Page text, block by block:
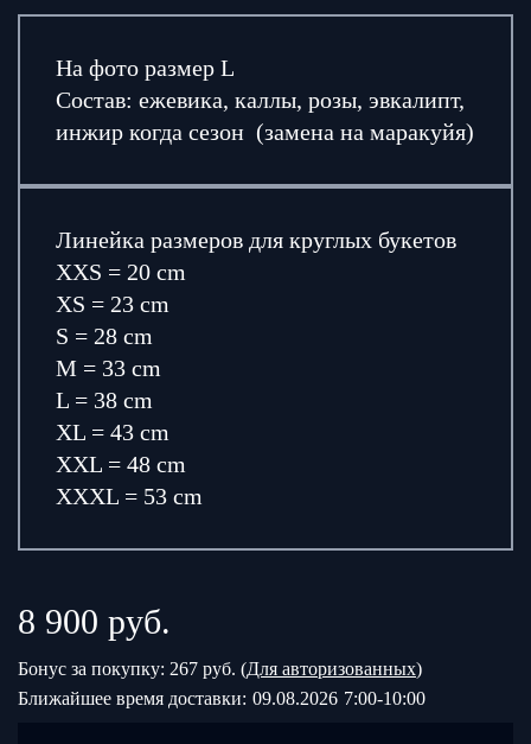
На фото размер L
Состав: ежевика, каллы, розы, эвкалипт,
инжир когда сезон (замена на маракуйя)
Линейка размеров для круглых букетов
XXS = 20 cm
XS = 23 cm
S = 28 cm
M = 33 cm
L = 38 cm
XL = 43 cm
XXL = 48 cm
XXXL = 53 cm
8 900 руб.
Бонус за покупку: 267 руб. (Для авторизованных)
Ближайшее время доставки: 09.08.2026 7:00-10:00